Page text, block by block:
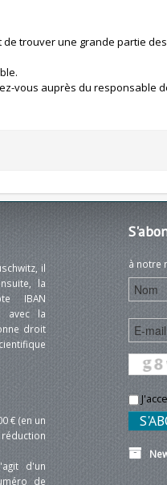
trouver une grande partie
vous auprès du responsable
il
la
IBAN
avec la
droit
€ (en un
d'un
de
à notre